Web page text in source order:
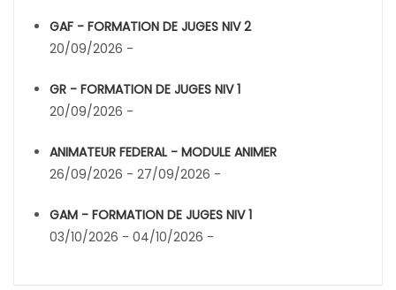
GAF - FORMATION DE JUGES NIV 2
20/09/2026 -
GR - FORMATION DE JUGES NIV 1
20/09/2026 -
ANIMATEUR FEDERAL - MODULE ANIMER
26/09/2026 - 27/09/2026 -
GAM - FORMATION DE JUGES NIV 1
03/10/2026 - 04/10/2026 -